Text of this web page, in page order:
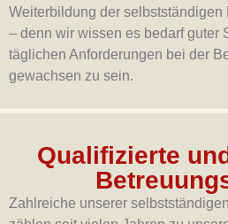
Weiterbildung der selbstständigen
– denn wir wissen es bedarf guter
täglichen Anforderungen bei der
gewachsen zu sein.
Qualifizierte
Zahlreiche unserer